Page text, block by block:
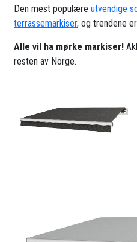
Den mest populæreutvendige
terrassemarkiser, og trendene
Alle vil ha mørke markiser!
resten av Norge.